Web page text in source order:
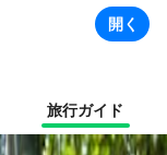
開く
旅行ガイド